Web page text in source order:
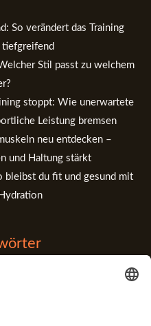
So verändert das Training
tiefgreifend
Stil passt zu welchem
stoppt: Wie unerwartete
Leistung bremsen
neu entdecken –
und Haltung stärkt
bleibst du fit und gesund mit